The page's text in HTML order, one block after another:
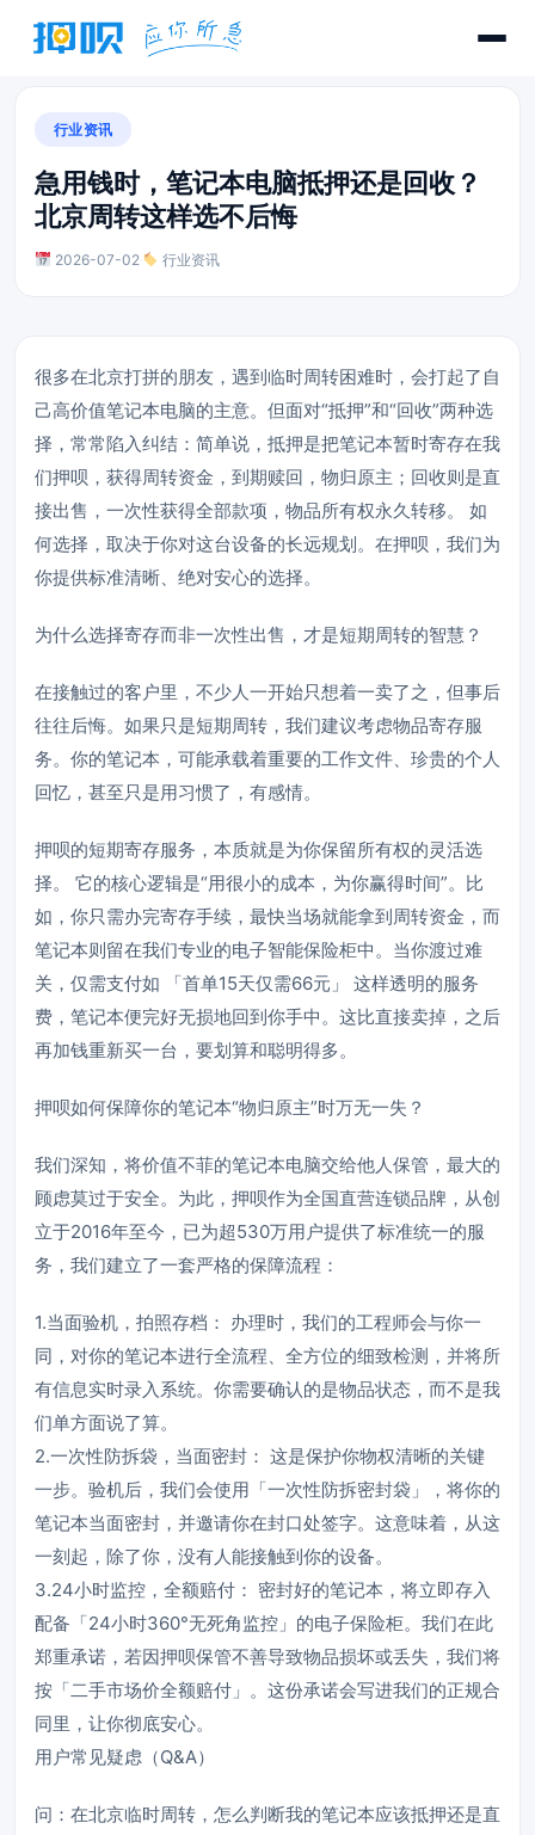
行业资讯
急用钱时，笔记本电脑抵押还是回收？
北京周转这样选不后悔
2026-07-02· 行业资讯
很多在北京打拼的朋友，遇到临时周转困难时，会打起了自
己高价值笔记本电脑的主意。但面对“抵押”和“回收”两种选
择，常常陷入纠结：简单说，抵押是把笔记本暂时寄存在我
们押呗，获得周转资金，到期赎回，物归原主；回收则是直
接出售，一次性获得全部款项，物品所有权永久转移。 如
何选择，取决于你对这台设备的长远规划。在押呗，我们为
你提供标准清晰、绝对安心的选择。
为什么选择寄存而非一次性出售，才是短期周转的智慧？
在接触过的客户里，不少人一开始只想着一卖了之，但事后
往往后悔。如果只是短期周转，我们建议考虑物品寄存服
务。你的笔记本，可能承载着重要的工作文件、珍贵的个人
回忆，甚至只是用习惯了，有感情。
押呗的短期寄存服务，本质就是为你保留所有权的灵活选
择。 它的核心逻辑是“用很小的成本，为你赢得时间”。比
如，你只需办完寄存手续，最快当场就能拿到周转资金，而
笔记本则留在我们专业的电子智能保险柜中。当你渡过难
关，仅需支付如 「首单15天仅需66元」 这样透明的服务
费，笔记本便完好无损地回到你手中。这比直接卖掉，之后
再加钱重新买一台，要划算和聪明得多。
押呗如何保障你的笔记本“物归原主”时万无一失？
我们深知，将价值不菲的笔记本电脑交给他人保管，最大的
顾虑莫过于安全。为此，押呗作为全国直营连锁品牌，从创
立于2016年至今，已为超530万用户提供了标准统一的服
务，我们建立了一套严格的保障流程：
1.当面验机，拍照存档： 办理时，我们的工程师会与你一
同，对你的笔记本进行全流程、全方位的细致检测，并将所
有信息实时录入系统。你需要确认的是物品状态，而不是我
们单方面说了算。
2.一次性防拆袋，当面密封： 这是保护你物权清晰的关键
一步。验机后，我们会使用「一次性防拆密封袋」，将你的
笔记本当面密封，并邀请你在封口处签字。这意味着，从这
一刻起，除了你，没有人能接触到你的设备。
3.24小时监控，全额赔付： 密封好的笔记本，将立即存入
配备「24小时360°无死角监控」的电子保险柜。我们在此
郑重承诺，若因押呗保管不善导致物品损坏或丢失，我们将
按「二手市场价全额赔付」。这份承诺会写进我们的正规合
同里，让你彻底安心。
用户常见疑虑（Q&A）
问：在北京临时周转，怎么判断我的笔记本应该抵押还是直